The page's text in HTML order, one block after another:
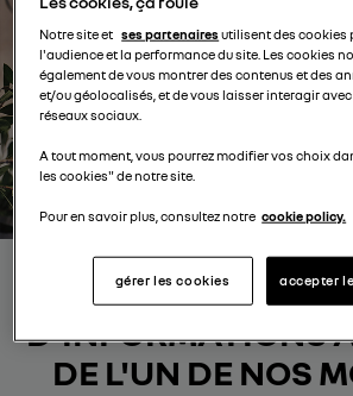
RECEVEZ
D'INFORMATIONS
DE L'UN DE NOS
Notre site et ses partenairesutilisent des cookies
l'audience et la performance du site. Les cookies
également de vous montrer des contenus et des
et/ou géolocalisés, et de vous laisser interagir
réseaux sociaux.
A tout moment, vous pourrez modifier vos choix
les cookies" de notre site.
Pour en savoir plus, consultez notre cookie policy.
accepter
gérer les cookies